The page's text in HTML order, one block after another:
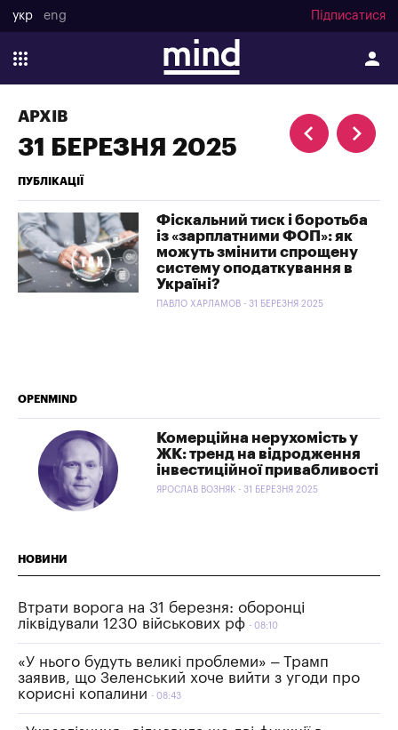
укр eng Підписатися
АРХІВ
31 БЕРЕЗНЯ 2025
ПУБЛІКАЦІЇ
Фіскальний тиск і боротьба
із «зарплатними ФОП»: як
можуть змінити спрощену
систему оподаткування в
Україні?
ПАВЛО ХАРЛАМОВ - 31 БЕРЕЗНЯ 2025
OPENMIND
Комерційна нерухомість у
ЖК: тренд на відродження
інвестиційної привабливості
ЯРОСЛАВ ВОЗНЯК - 31 БЕРЕЗНЯ 2025
НОВИНИ
Втрати ворога на 31 березня: оборонці
ліквідували 1230 військових рф
08:10
«У нього будуть великі проблеми» – Трамп
заявив, що Зеленський хоче вийти з угоди про
корисні копалини
08:43